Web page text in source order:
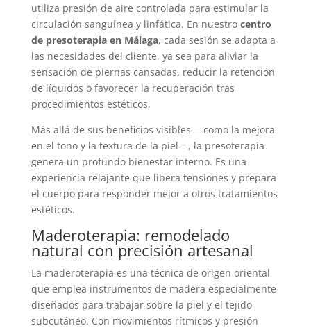
utiliza presión de aire controlada para estimular la
circulación sanguínea y linfática. En nuestro centro
de presoterapia en Málaga, cada sesión se adapta a
las necesidades del cliente, ya sea para aliviar la
sensación de piernas cansadas, reducir la retención
de líquidos o favorecer la recuperación tras
procedimientos estéticos.
Más allá de sus beneficios visibles —como la mejora
en el tono y la textura de la piel—, la presoterapia
genera un profundo bienestar interno. Es una
experiencia relajante que libera tensiones y prepara
el cuerpo para responder mejor a otros tratamientos
estéticos.
Maderoterapia: remodelado
natural con precisión artesanal
La maderoterapia es una técnica de origen oriental
que emplea instrumentos de madera especialmente
diseñados para trabajar sobre la piel y el tejido
subcutáneo. Con movimientos rítmicos y presión